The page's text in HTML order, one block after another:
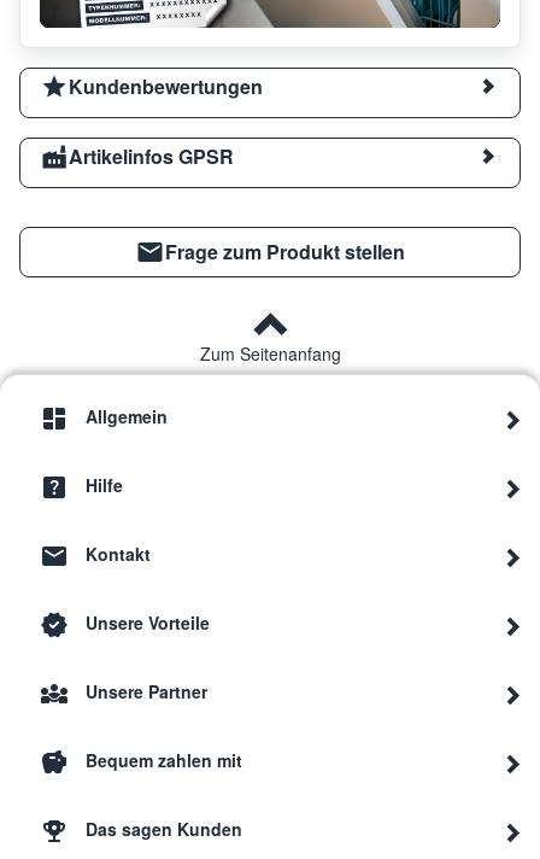
Kundenbewertungen
Artikelinfos GPSR
Frage zum Produkt stellen
Zum Seitenanfang
Allgemein
Hilfe
Kontakt
Unsere Vorteile
Unsere Partner
Bequem zahlen mit
Das sagen Kunden